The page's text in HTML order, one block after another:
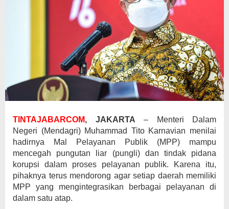
TINTAJABARCOM, JAKARTA – Menteri Dalam
Negeri (Mendagri) Muhammad Tito Karnavian menilai
hadirnya Mal Pelayanan Publik (MPP) mampu
mencegah pungutan liar (pungli) dan tindak pidana
korupsi dalam proses pelayanan publik. Karena itu,
pihaknya terus mendorong agar setiap daerah memiliki
MPP yang mengintegrasikan berbagai pelayanan di
dalam satu atap.